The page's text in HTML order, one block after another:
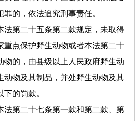
的，依法追究刑事责任。
第二十五条第二款规定，未取得
重点保护野生动物或者本法第二十
物的，由县级以上人民政府野生动
动物及其制品，并处野生动物及其
的罚款。
第二十七条第一款和第二款、第